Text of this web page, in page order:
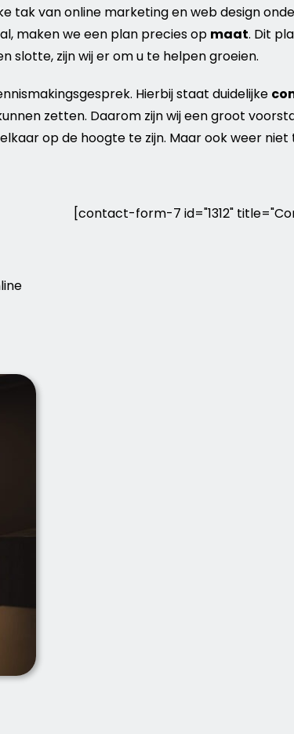
tak vanonline marketingen web design
maken we een plan precies op maat. Dit
slotte, zijn wij er om u te helpen groeien.
Hierbij staat duidelijke
zetten. Daarom zijn wij een groot
op de hoogte te zijn. Maar ook weer niet
[contact-form-7 id="1312"